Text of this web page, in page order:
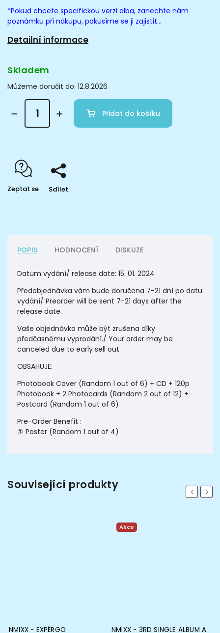
*Pokud chcete specifickou verzi alba, zanechte nám
poznámku při nákupu, pokusíme se ji zajistit...
Detailní informace
Skladem
Můžeme doručit do: 12.8.2026
Přidat do košíku
Zeptat se Sdílet
POPIS HODNOCENÍ DISKUZE
Datum vydání/ release date: 15. 01. 2024
Předobjednávka vám bude doručena 7-21 dní po datu
vydání/ Preorder will be sent 7-21 days after the
release date.
Vaše objednávka může být zrušena díky
předčasnému vyprodání./ Your order may be
canceled due to early sell out.
OBSAHUJE:
Photobook Cover (Random 1 out of 6) + CD + 120p
Photobook + 2 Photocards (Random 2 out of 12) +
Postcard (Random 1 out of 6)
Pre-Order Benefit :
① Poster (Random 1 out of 4)
Související produkty Previous
NMIXX - EXPÉRGO
Akce
NMIXX - 3RD SINGLE ALBUM A
Next